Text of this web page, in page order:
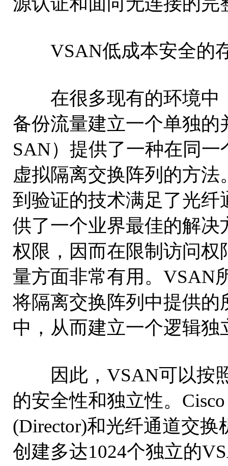
VSAN低成本安全的
在很多现有的环境中
备份流量建立一个单独
SAN）提供了一种在同
虚拟隔离交换阵列的方
到验证的技术满足了光
供了一个业界最佳的解
权限，因而在限制访问
量方面非常有用。VSAN
将隔离交换阵列中提供的
中，从而建立一个逻辑独
因此，VSAN可以按照
的安全性和独立性。
(Director)和光纤通道交
创建多达1024个独立的